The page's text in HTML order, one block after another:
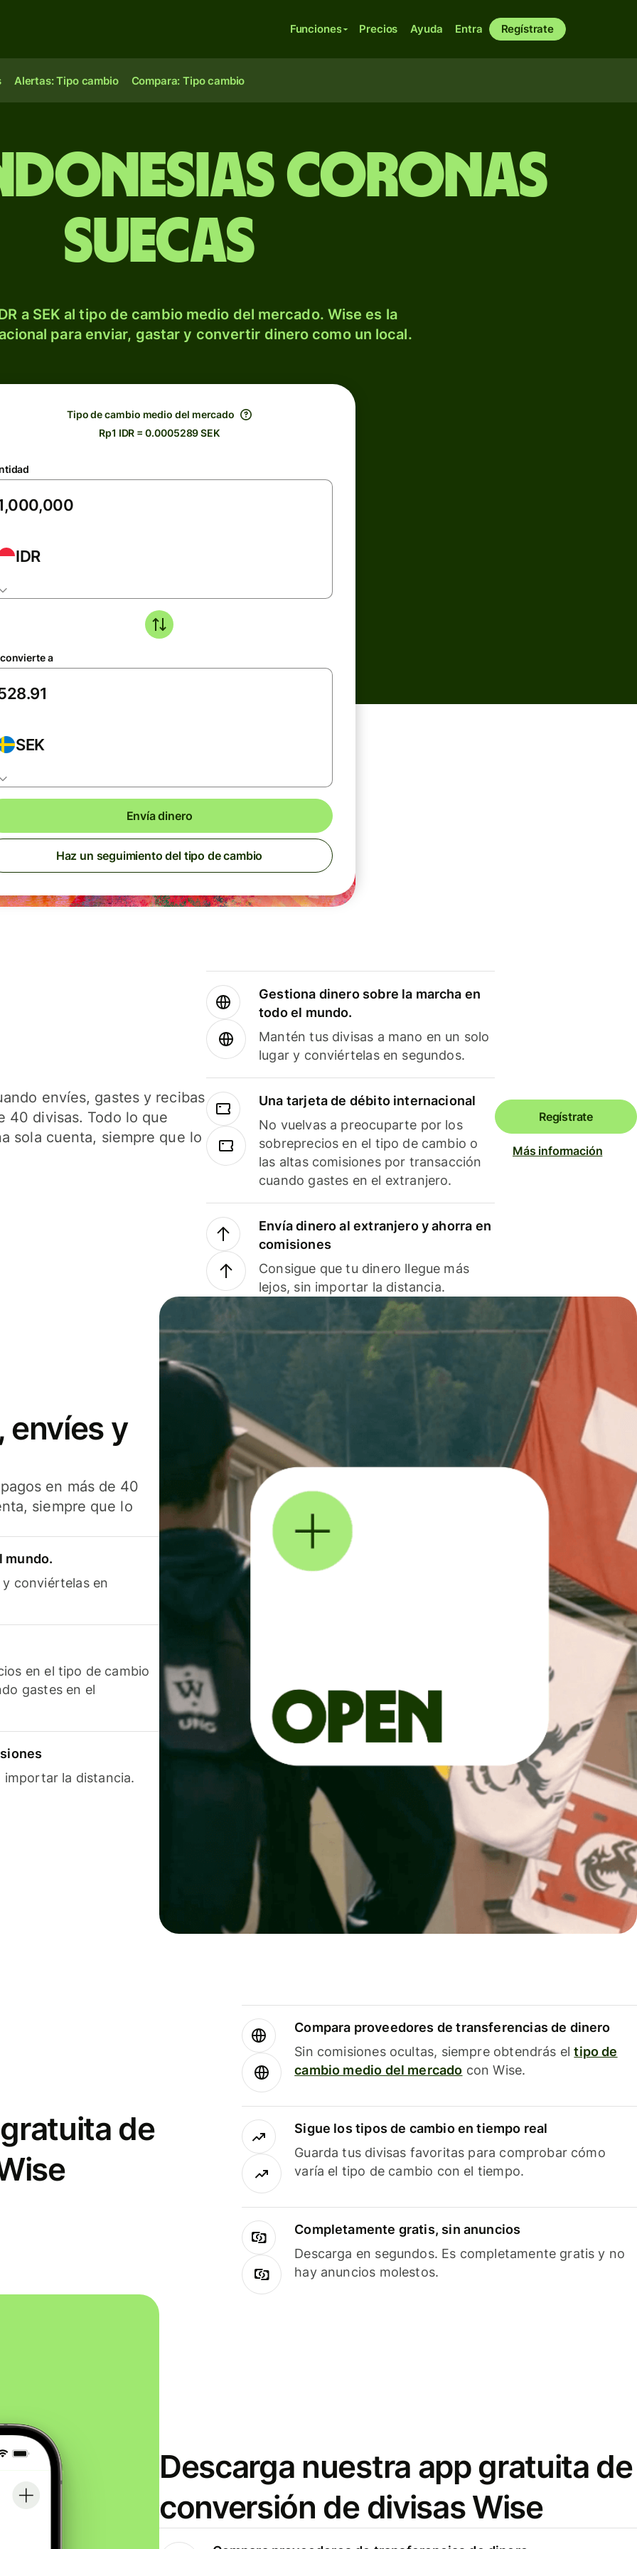
Funciones Precios Ayuda Entra Regístrate
Alertas: Tipo cambio Compara: Tipo cambio
coronas
suecas
a SEK al tipo de cambio medio del mercado. Wise es la
para enviar, gastar y convertir dinero como un local.
Tipo de cambio medio del mercado
Rp1 IDR = 0.0005289 SEK
IDR
a
SEK
Envía dinero
Haz un seguimiento del tipo de cambio
envíes, gastes y recibas
40 divisas. Todo lo que
sola cuenta, siempre que lo
Gestiona dinero sobre la marcha en
todo el mundo.
Mantén tus divisas a mano en un solo
lugar y conviértelas en segundos.
Una tarjeta de débito internacional
No vuelvas a preocuparte por los
sobreprecios en el tipo de cambio o
las altas comisiones por transacción
cuando gastes en el extranjero.
Envía dinero al extranjero y ahorra en
comisiones
Consigue que tu dinero llegue más
lejos, sin importar la distancia.
Regístrate
Más información
envíes y
en más de 40
siempre que lo
mundo.
conviértelas en
en el tipo de cambio
gastes en el
importar la distancia.
de
Compara proveedores de transferencias de dinero
Sin comisiones ocultas, siempre obtendrás eltipo de
cambio medio del mercado con Wise.
Sigue los tipos de cambio en tiempo real
Guarda tus divisas favoritas para comprobar cómo
varía el tipo de cambio con el tiempo.
Completamente gratis, sin anuncios
Descarga en segundos. Es completamente gratis y no
hay anuncios molestos.
Descarga nuestra app gratuita de
conversión de divisas Wise